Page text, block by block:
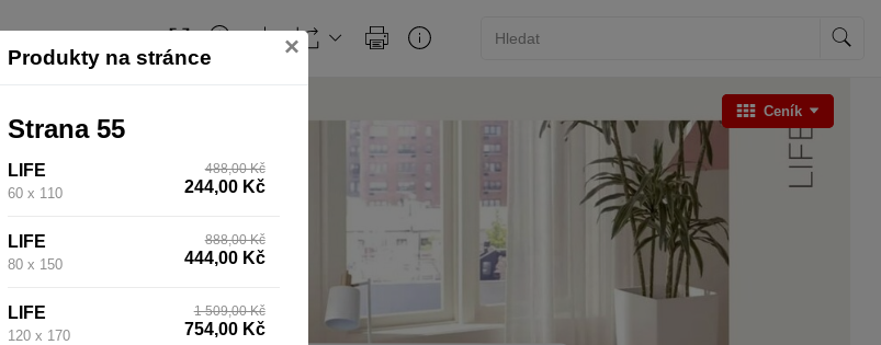
Produkty na stránce ×
Strana 55
LIFE
60 x 110
488,00 Kč
244,00 Kč
LIFE
80 x 150
888,00 Kč
444,00 Kč
LIFE
120 x 170
1 509,00 Kč
754,00 Kč
Ceník